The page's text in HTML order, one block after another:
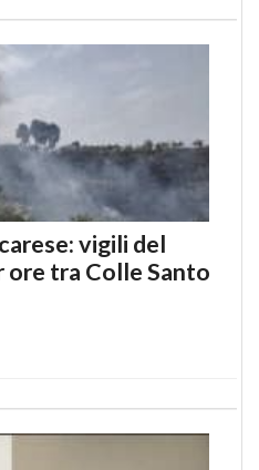
vigili del
tra Colle Santo